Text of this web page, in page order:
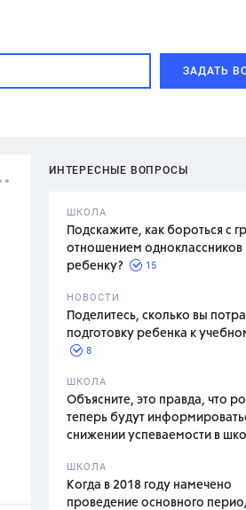
ЗАДАТЬ
ИНТЕРЕСНЫЕ ВОПРОСЫ
ШКОЛА
Подскажите, как бороться с
отношением
ребенку?
15
НОВОСТИ
Поделитесь, сколько вы
подготовку ребенка к
8
ШКОЛА
Объясните, это правда, что
теперь будут
снижении успеваемости в
ШКОЛА
Когда в 2018 году намечено
проведение основного